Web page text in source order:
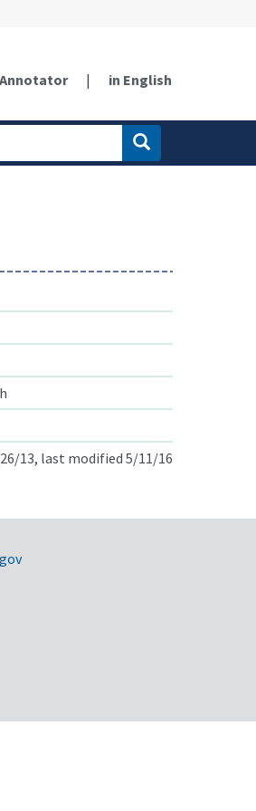
Annotator | in English
13, last modified 5/11/16